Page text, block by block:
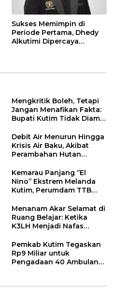
Sukses Memimpin di
Periode Pertama, Dhedy
Alkutimi Dipercaya
Mengkritik Boleh, Tetapi
Jangan Menafikan Fakta:
Bupati Kutim Tidak Diam
Debit Air Menurun Hingga
Krisis Air Baku, Akibat
Perambahan Hutan
Kemarau Panjang ‘’El
Nino’’ Ekstrem Melanda
Kutim, Perumdam TTB
Menanam Akar Selamat di
Ruang Belajar: Ketika
K3LH Menjadi Nafas
Praktik Siswa
Pemkab Kutim Tegaskan
Rp9 Miliar untuk
Pengadaan 40 Ambulans,